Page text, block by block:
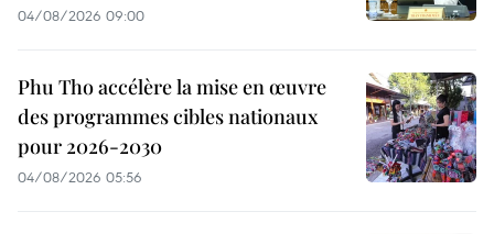
04/08/2026 09:00
Phu Tho accélère la mise en œuvre
des programmes cibles nationaux
pour 2026-2030
04/08/2026 05:56